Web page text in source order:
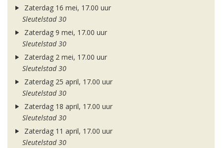
Zaterdag 16 mei, 17.00 uur
Sleutelstad 30
Zaterdag 9 mei, 17.00 uur
Sleutelstad 30
Zaterdag 2 mei, 17.00 uur
Sleutelstad 30
Zaterdag 25 april, 17.00 uur
Sleutelstad 30
Zaterdag 18 april, 17.00 uur
Sleutelstad 30
Zaterdag 11 april, 17.00 uur
Sleutelstad 30